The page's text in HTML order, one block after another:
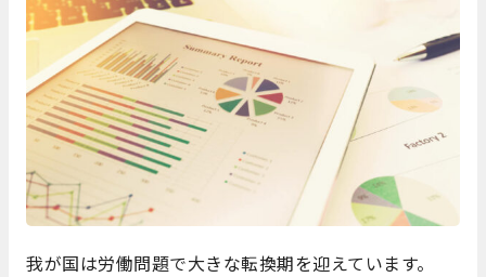
我が国は労働問題で大きな転換期を迎えています。